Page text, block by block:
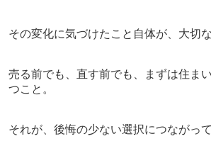
その変化に気づけたこと自体が、大切な
売る前でも、直す前でも、
まずは住ま
つこと。
それが、後悔の少ない選択につながって